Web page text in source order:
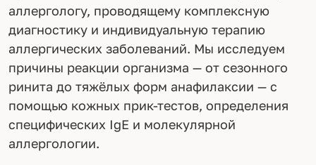
аллергологу, проводящему комплексную
диагностику и индивидуальную терапию
аллергических заболеваний. Мы исследуем
причины реакции организма — от сезонного
ринита до тяжёлых форм анафилаксии — с
помощью кожных прик-тестов, определения
специфических IgE и молекулярной
аллергологии.